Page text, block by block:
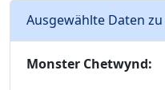
Ausgewählte Daten
Monster Chetwynd: